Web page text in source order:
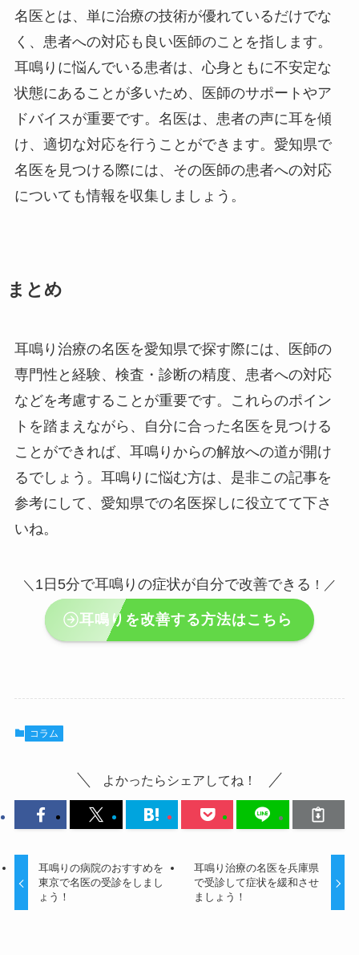
名医とは、単に治療の技術が優れているだけでな
く、患者への対応も良い医師のことを指します。
耳鳴りに悩んでいる患者は、心身ともに不安定な
状態にあることが多いため、医師のサポートやア
ドバイスが重要です。名医は、患者の声に耳を傾
け、適切な対応を行うことができます。愛知県で
名医を見つける際には、その医師の患者への対応
についても情報を収集しましょう。
まとめ
耳鳴り治療の名医を愛知県で探す際には、医師の
専門性と経験、検査・診断の精度、患者への対応
などを考慮することが重要です。これらのポイン
トを踏まえながら、自分に合った名医を見つける
ことができれば、耳鳴りからの解放への道が開け
るでしょう。耳鳴りに悩む方は、是非この記事を
参考にして、愛知県での名医探しに役立てて下さ
いね。
＼ 1日5分で耳鳴りの症状が自分で改善できる ！／
耳鳴りを改善する方法はこちら
コラム
よかったらシェアしてね！
耳鳴りの病院のおすすめを
東京で名医の受診をしまし
ょう！
耳鳴り治療の名医を兵庫県
で受診して症状を緩和させ
ましょう！